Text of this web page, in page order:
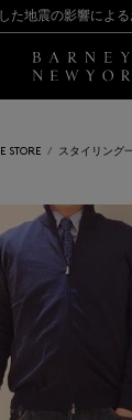
た地震の影響によ
SUMMER SALEの
STORE スタイリング